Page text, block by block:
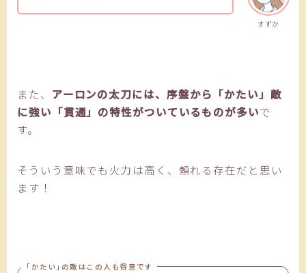
すずか
また、 アーロンの太刀には、序盤から「かたい」敵
に強い「貫通」の特性がついているものが多いで
す。
そういう意味でも火力は高く、頼れる存在だと思い
ます！
「かたい」の敵はこの人も得意です